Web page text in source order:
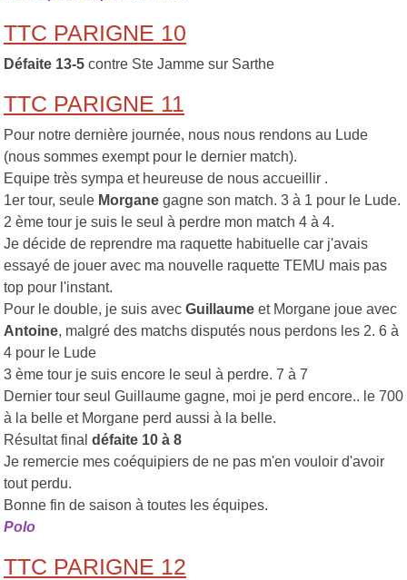
TTC PARIGNE 10
Défaite 13-5 contre Ste Jamme sur Sarthe
TTC PARIGNE 11
Pour notre dernière journée, nous nous rendons au Lude
(nous sommes exempt pour le dernier match).
Equipe très sympa et heureuse de nous accueillir .
1er tour, seule Morgane gagne son match. 3 à 1 pour le Lude.
2 ème tour je suis le seul à perdre mon match 4 à 4.
Je décide de reprendre ma raquette habituelle car j'avais
essayé de jouer avec ma nouvelle raquette TEMU mais pas
top pour l'instant.
Pour le double, je suis avec Guillaume et Morgane joue avec
Antoine, malgré des matchs disputés nous perdons les 2. 6 à
4 pour le Lude
3 ème tour je suis encore le seul à perdre. 7 à 7
Dernier tour seul Guillaume gagne, moi je perd encore.. le 700
à la belle et Morgane perd aussi à la belle.
Résultat final défaite 10 à 8
Je remercie mes coéquipiers de ne pas m'en vouloir d'avoir
tout perdu.
Bonne fin de saison à toutes les équipes.
Polo
TTC PARIGNE 12